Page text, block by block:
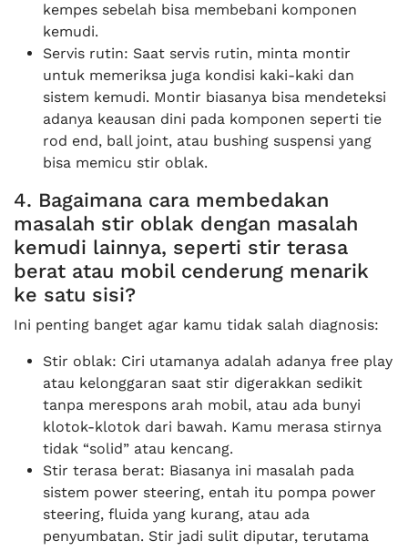
kempes sebelah bisa membebani komponen
kemudi.
Servis rutin: Saat servis rutin, minta montir
untuk memeriksa juga kondisi kaki-kaki dan
sistem kemudi. Montir biasanya bisa mendeteksi
adanya keausan dini pada komponen seperti tie
rod end, ball joint, atau bushing suspensi yang
bisa memicu stir oblak.
4. Bagaimana cara membedakan
masalah stir oblak dengan masalah
kemudi lainnya, seperti stir terasa
berat atau mobil cenderung menarik
ke satu sisi?
Ini penting banget agar kamu tidak salah diagnosis:
Stir oblak: Ciri utamanya adalah adanya free play
atau kelonggaran saat stir digerakkan sedikit
tanpa merespons arah mobil, atau ada bunyi
klotok-klotok dari bawah. Kamu merasa stirnya
tidak “solid” atau kencang.
Stir terasa berat: Biasanya ini masalah pada
sistem power steering, entah itu pompa power
steering, fluida yang kurang, atau ada
penyumbatan. Stir jadi sulit diputar, terutama